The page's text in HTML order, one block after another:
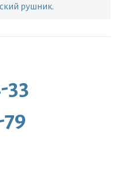
рушник.
33